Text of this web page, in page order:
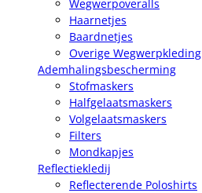
Wegwerpoveralls
Haarnetjes
Baardnetjes
Overige Wegwerpkleding
Ademhalingsbescherming
Stofmaskers
Halfgelaatsmaskers
Volgelaatsmaskers
Filters
Mondkapjes
Reflectiekledij
Reflecterende Poloshirts